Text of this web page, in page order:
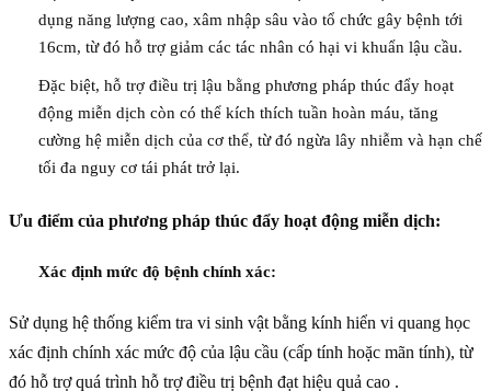
dụng năng lượng cao, xâm nhập sâu vào tổ chức gây bệnh tới
16cm, từ đó hỗ trợ giảm các tác nhân có hại vi khuẩn lậu cầu.
Đặc biệt, hỗ trợ điều trị lậu bằng phương pháp thúc đẩy hoạt
động miễn dịch còn có thể kích thích tuần hoàn máu, tăng
cường hệ miễn dịch của cơ thể, từ đó ngừa lây nhiễm và hạn chế
tối đa nguy cơ tái phát trở lại.
Ưu điểm của phương pháp thúc đẩy hoạt động miễn dịch:
Xác định mức độ bệnh chính xác:
Sử dụng hệ thống kiểm tra vi sinh vật bằng kính hiển vi quang học
xác định chính xác mức độ của lậu cầu (cấp tính hoặc mãn tính), từ
đó hỗ trợ quá trình hỗ trợ điều trị bệnh đạt hiệu quả cao .